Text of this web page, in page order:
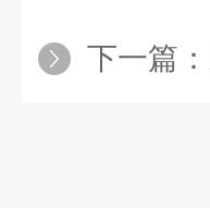
下一篇：